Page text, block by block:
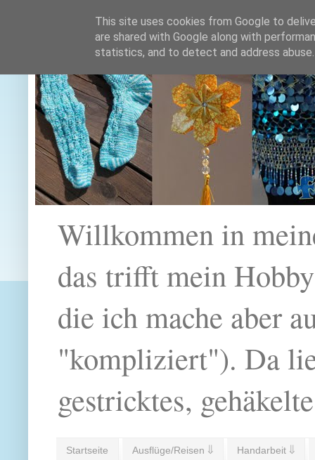
Willkommen in
das trifft mein
die ich mache aber
"kompliziert"). Da
gestricktes,
Startseite Ausflüge/Reisen ⇓ Handarbeit ⇓
This site uses cookies from Google to
are shared with Google along with
statistics, and to detect and address abuse.